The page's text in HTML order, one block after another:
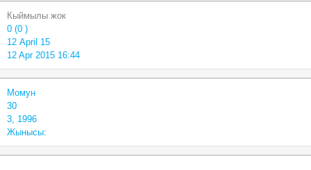
Кыймылы жок
0 (0 )
12 April 15
12 Apr 2015 16:44
Момун
30
3, 1996
Жынысы: